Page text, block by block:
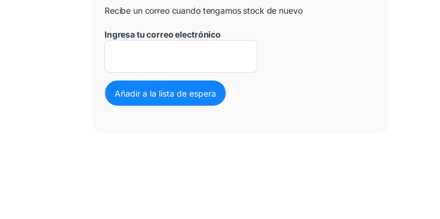
Recibe un correo cuando tengamos stock de nuevo
Ingresa tu correo electrónico